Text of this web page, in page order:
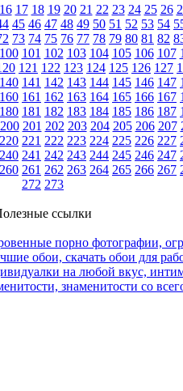
16 17 18 19 20 21 22 23 24 25 26
45 46 47 48 49 50 51 52 53 54
73 74 75 76 77 78 79 80 81 82
100 101 102 103 104 105 106 107
121 122 123 124 125 126 127
140 141 142 143 144 145 146 147
160 161 162 163 164 165 166 167
180 181 182 183 184 185 186 187
200 201 202 203 204 205 206 207
220 221 222 223 224 225 226 227
240 241 242 243 244 245 246 247
260 261 262 263 264 265 266 267
272 273
ссылки
порно фотографии,
обои, скачать обои для
на любой вкус,
знаменитости со